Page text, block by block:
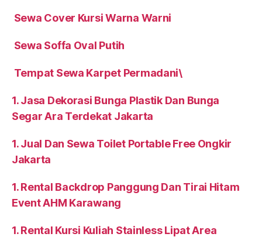
Sewa Cover Kursi Warna Warni
Sewa Soffa Oval Putih
Tempat Sewa Karpet Permadani\
1. Jasa Dekorasi Bunga Plastik Dan Bunga
Segar Ara Terdekat Jakarta
1. Jual Dan Sewa Toilet Portable Free Ongkir
Jakarta
1. Rental Backdrop Panggung Dan Tirai Hitam
Event AHM Karawang
1. Rental Kursi Kuliah Stainless Lipat Area